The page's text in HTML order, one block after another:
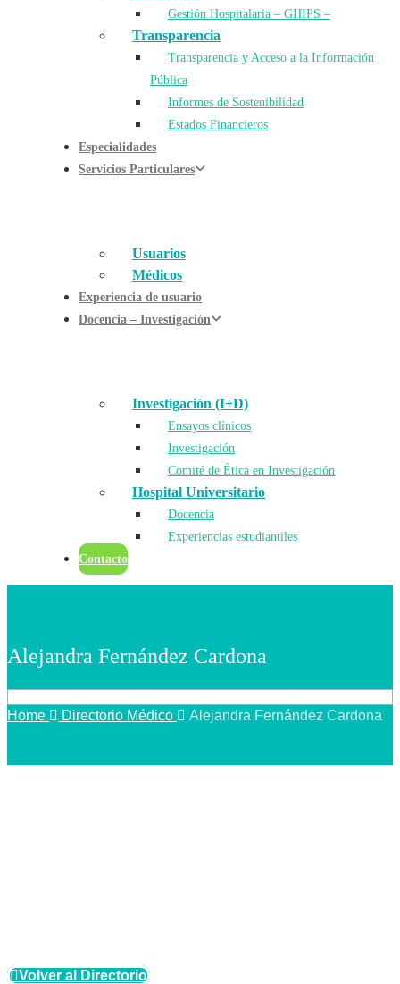
Gestión Hospitalaria – GHIPS –
Transparencia
Transparencia y Acceso a la Información
Pública
Informes de Sostenibilidad
Estados Financieros
Especialidades
Servicios Particulares
Usuarios
Médicos
Experiencia de usuario
Docencia – Investigación
Investigación (I+D)
Ensayos clínicos
Investigación
Comité de Ética en Investigación
Hospital Universitario
Docencia
Experiencias estudiantiles
Contacto
Alejandra Fernández Cardona
Home Directorio Médico Alejandra Fernández Cardona
Volver al Directorio